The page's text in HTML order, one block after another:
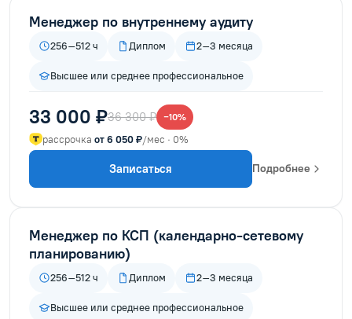
Менеджер по внутреннему аудиту
256–512 ч Диплом 2–3 месяца
Высшее или среднее профессиональное
33 000 ₽36 300 ₽ −10%
рассрочка от 6 050 ₽/мес · 0%
Записаться Подробнее
Менеджер по КСП (календарно-сетевому
планированию)
256–512 ч Диплом 2–3 месяца
Высшее или среднее профессиональное